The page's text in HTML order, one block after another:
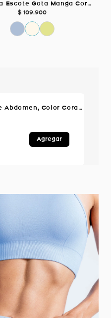
Camiseta Escote Gota Manga Corta VERDE LIMA Para Mujer
$ 109.900
Short Control De Abdomen, Color Coral Para Mujer
Agregar